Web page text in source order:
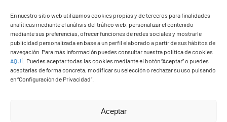
En nuestro sitio web utilizamos cookies propias y de terceros para finalidades
analíticas mediante el análisis del tráfico web, personalizar el contenido
mediante sus preferencias, ofrecer funciones de redes sociales y mostrarle
publicidad personalizada en base a un perfil elaborado a partir de sus hábitos de
navegación. Para más información puedes consultar nuestra política de cookies
AQUÍ
Puedes aceptar todas las cookies mediante el botón “Aceptar” o puedes
aceptarlas de forma concreta, modificar su selección o rechazar su uso pulsando
en “Configuración de Privacidad”.
Aceptar
Ayuntamiento de Yaiza
Pza. de Los Remedios, 1
35570 – Yaiza
Tel:928 83 62 20